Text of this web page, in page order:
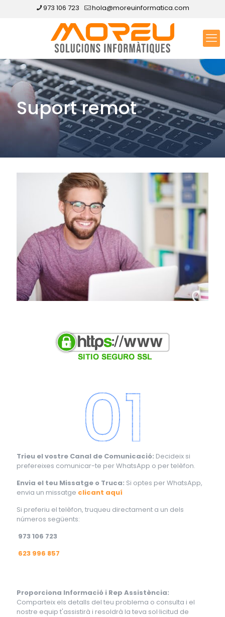
973 106 723 hola@moreuinformatica.com
Suport remot
Trieu el vostre Canal de Comunicació: Decideix si
prefereixes comunicar-te per WhatsApp o per telèfon.
Envia el teu Missatge o Truca: Si optes per WhatsApp,
envia un missatge clicant aquí
Si preferiu el telèfon, truqueu directament a un dels
números següents:
973 106 723
623 996 857
Proporciona Informació i Rep Assistència:
Comparteix els detalls del teu problema o consulta i el
nostre equip t'assistirà i resoldrà la teva sol·licitud de